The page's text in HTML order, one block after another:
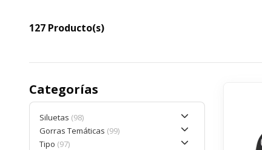
127 Producto(s)
Categorías
Siluetas 98
Gorras Temáticas 99
Tipo 97